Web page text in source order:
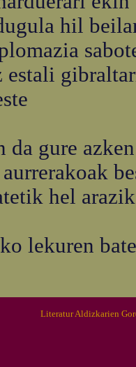
hil
estali
da gure
hel
lekuren
Literatur Aldizkarien